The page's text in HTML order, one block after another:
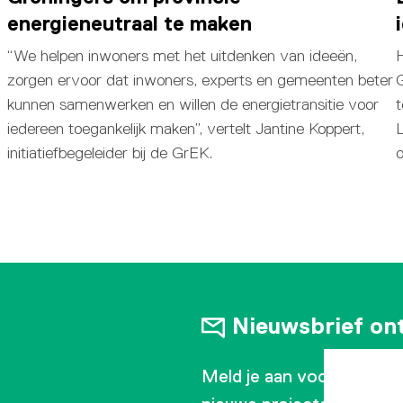
energieneutraal te maken
“We helpen inwoners met het uitdenken van ideeën,
zorgen ervoor dat inwoners, experts en gemeenten beter
kunnen samenwerken en willen de energietransitie voor
iedereen toegankelijk maken”, vertelt Jantine Koppert,
initiatiefbegeleider bij de GrEK.
Nieuwsbrief
Meld je aan voor onze